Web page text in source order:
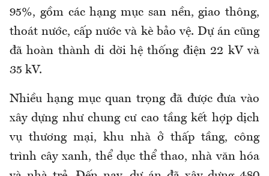
95%, gồm các hạng mục san nền, giao thông,
thoát nước, cấp nước và kè bảo vệ. Dự án cũng
đã hoàn thành di dời hệ thống điện 22 kV và
35 kV.
Nhiều hạng mục quan trọng đã được đưa vào
xây dựng như chung cư cao tầng kết hợp dịch
vụ thương mại, khu nhà ở thấp tầng, công
trình cây xanh, thể dục thể thao, nhà văn hóa